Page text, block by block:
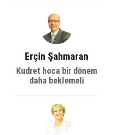
Erçin Şahmaran
Kudret hoca bir dönem
daha beklemeli